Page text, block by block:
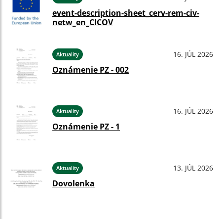
event-description-sheet_cerv-rem-civ-
netw_en_CICOV
Aktuality 16. JÚL 2026
Oznámenie PZ - 002
Aktuality 16. JÚL 2026
Oznámenie PZ - 1
Aktuality 13. JÚL 2026
Dovolenka